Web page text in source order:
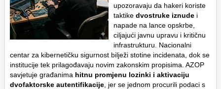
upozoravaju da hakeri koriste
taktike dvostruke iznude i
napade na lance opskrbe,
ciljajući javnu upravu i kritičnu
infrastrukturu. Nacionalni
centar za kibernetičku sigurnost bilježi stotine incidenata, dok se
institucije tek prilagođavaju novim zakonskim propisima. AZOP
savjetuje građanima hitnu promjenu lozinki i aktivaciju
dvofaktorske autentifikacije , jer se jednom procurili podaci s